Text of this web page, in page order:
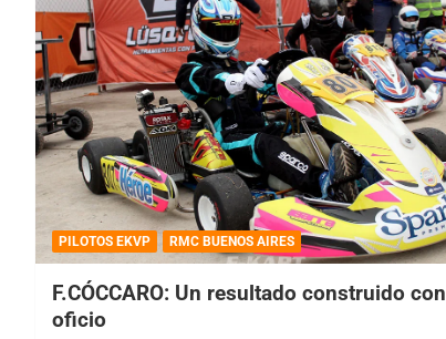
PILOTOS EKVP RMC BUENOS AIRES
F.CÓCCARO: Un resultado construido con
oficio